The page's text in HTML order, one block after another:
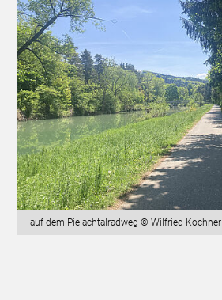
auf dem Pielachtalradweg © Wilfried Kochner